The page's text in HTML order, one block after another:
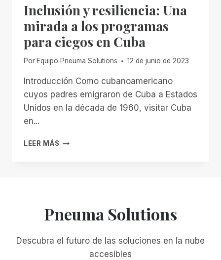
Inclusión y resiliencia: Una
mirada a los programas
para ciegos en Cuba
Por Equipo Pneuma Solutions 12 de junio de 2023
Introducción Como cubanoamericano
cuyos padres emigraron de Cuba a Estados
Unidos en la década de 1960, visitar Cuba
en...
LEER MÁS INCLUSIÓN
PROGRAMAS
EN
Pneuma Solutions
Descubra el futuro de las soluciones en la nube
accesibles